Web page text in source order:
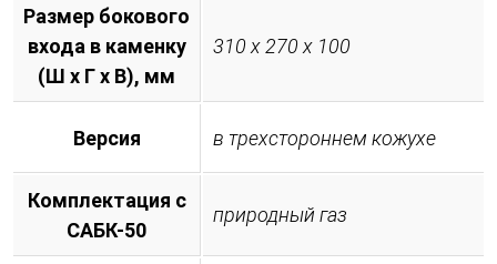
Размер бокового
входа в каменку
(Ш х Г х В), мм
310 х 270 х 100
Версия в трехстороннем кожухе
Комплектация с
САБК-50
природный газ